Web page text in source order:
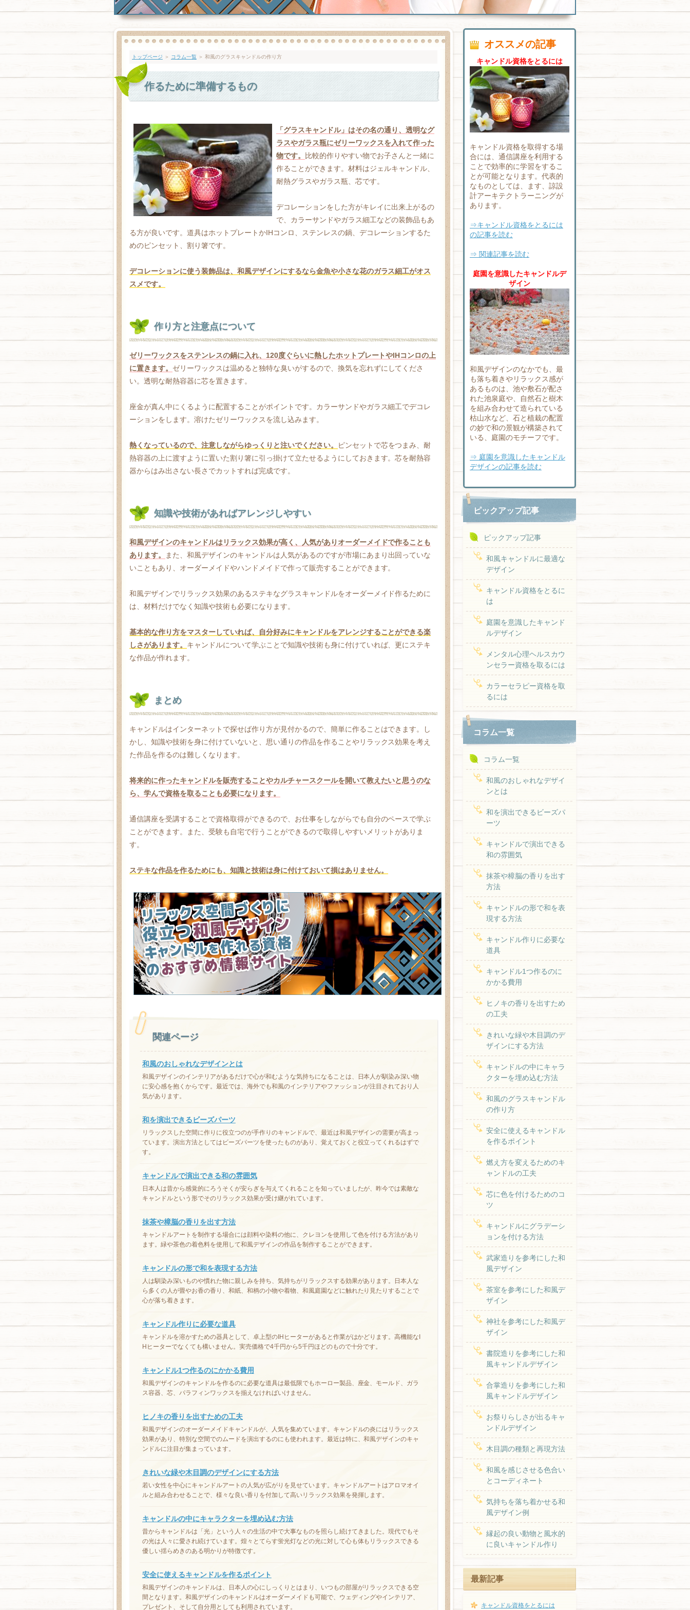
トップページ ＞ コラム一覧＞ 和風のグラスキャンドルの作り方
作るために準備するもの
「グラスキャンドル」はその名の通り、透明なグ
ラスやガラス瓶にゼリーワックスを入れて作った
物です。
比較的作りやすい物でお子さんと一緒に
作ることができます。材料はジェルキャンドル、
耐熱グラスやガラス瓶、芯です。
デコレーションをした方がキレイに出来上がるの
で、カラーサンドやガラス細工などの装飾品もあ
る方が良いです。道具はホットプレートかIHコンロ、ステンレスの鍋、デコレーションするた
めのピンセット、割り箸です。
デコレーションに使う装飾品は、和風デザインにするなら金魚や小さな花のガラス細工がオス
スメです。
作り方と注意点について
ゼリーワックスをステンレスの鍋に入れ、120度ぐらいに熱したホットプレートやIHコンロの上
に置きます。 ゼリーワックスは温めると独特な臭いがするので、換気を忘れずにしてくださ
い。透明な耐熱容器に芯を置きます。
座金が真ん中にくるように配置することがポイントです。カラーサンドやガラス細工でデコレ
ーションをします。溶けたゼリーワックスを流し込みます。
熱くなっているので、注意しながらゆっくりと注いでください。
ピンセットで芯をつまみ、耐
熱容器の上に渡すように置いた割り箸に引っ掛けて立たせるようにしておきます。芯を耐熱容
器からはみ出さない長さでカットすれば完成です。
知識や技術があればアレンジしやすい
和風デザインのキャンドルはリラックス効果が高く、人気がありオーダーメイドで作ることも
あります。
また、和風デザインのキャンドルは人気があるのですが市場にあまり出回っていな
いこともあり、オーダーメイドやハンドメイドで作って販売することができます。
和風デザインでリラックス効果のあるステキなグラスキャンドルをオーダーメイド作るために
は、材料だけでなく知識や技術も必要になります。
基本的な作り方をマスターしていれば、自分好みにキャンドルをアレンジすることができる楽
しさがあります。 キャンドルについて学ぶことで知識や技術も身に付けていれば、更にステキ
な作品が作れます。
まとめ
キャンドルはインターネットで探せば作り方が見付かるので、簡単に作ることはできます。し
かし、知識や技術を身に付けていないと、思い通りの作品を作ることやリラックス効果を考え
た作品を作るのは難しくなります。
将来的に作ったキャンドルを販売することやカルチャースクールを開いて教えたいと思うのな
ら、学んで資格を取ることも必要になります。
通信講座を受講することで資格取得ができるので、お仕事をしながらでも自分のペースで学ぶ
ことができます。また、受験も自宅で行うことができるので取得しやすいメリットがありま
す。
ステキな作品を作るためにも、知識と技術は身に付けておいて損はありません。
関連ページ
和風のおしゃれなデザインとは
和風デザインのインテリアがあるだけで心が和むような気持ちになることは、日本人が馴染み深い物
に安心感を抱くからです。最近では、海外でも和風のインテリアやファッションが注目されており人
気があります。
和を演出できるビーズパーツ
リラックスした空間に作りに役立つのが手作りのキャンドルで、最近は和風デザインの需要が高まっ
ています。演出方法としてはビーズパーツを使ったものがあり、覚えておくと役立ってくれるはずで
す。
キャンドルで演出できる和の雰囲気
日本人は昔から感覚的にろうそくが安らぎを与えてくれることを知っていましたが、昨今では素敵な
キャンドルという形でそのリラックス効果が受け継がれています。
抹茶や樟脳の香りを出す方法
キャンドルアートを制作する場合には顔料や染料の他に、クレヨンを使用して色を付ける方法があり
ます。緑や茶色の着色料を使用して和風デザインの作品を制作することができます。
キャンドルの形で和を表現する方法
人は馴染み深いものや慣れた物に親しみを持ち、気持ちがリラックスする効果があります。日本人な
ら多くの人が畳やお香の香り、和紙、和柄の小物や着物、和風庭園などに触れたり見たりすることで
心が落ち着きます。
キャンドル作りに必要な道具
キャンドルを溶かすための器具として、卓上型のIHヒーターがあると作業がはかどります。高機能なI
Hヒーターでなくても構いません。実売価格で4千円から5千円ほどのもので十分です。
キャンドル1つ作るのにかかる費用
和風デザインのキャンドルを作るのに必要な道具は最低限でもホーロー製品、座金、モールド、ガラ
ス容器、芯、パラフィンワックスを揃えなければいけません。
ヒノキの香りを出すための工夫
和風デザインのオーダーメイドキャンドルが、人気を集めています。キャンドルの炎にはリラックス
効果があり、特別な空間でのムードを演出するのにも使われます。最近は特に、和風デザインのキャ
ンドルに注目が集まっています。
きれいな緑や木目調のデザインにする方法
若い女性を中心にキャンドルアートの人気が広がりを見せています。キャンドルアートはアロマオイ
ルと組み合わせることで、様々な良い香りを付加して高いリラックス効果を発揮します。
キャンドルの中にキャラクターを埋め込む方法
昔からキャンドルは「光」という人々の生活の中で大事なものを照らし続けてきました。現代でもそ
の光は人々に愛され続けています。煌々とてらす蛍光灯などの光に対して心も体もリラックスできる
優しい揺らめきのある明かりが特徴です。
安全に使えるキャンドルを作るポイント
和風デザインのキャンドルは、日本人の心にしっくりとはまり、いつもの部屋がリラックスできる空
間となります。和風デザインのキャンドルはオーダーメイドも可能で、ウェディングやインテリア、
プレゼント、そして自分用としても利用されています。
オススメの記事
キャンドル資格をとるには
キャンドル資格を取得する場
合には、通信講座を利用する
ことで効率的に学習をするこ
とが可能となります。代表的
なものとしては、ます、諒設
計アーキテクトラーニングが
あります。
⇒キャンドル資格をとるには
の記事を読む
⇒ 関連記事を読む
庭園を意識したキャンドルデ
ザイン
和風デザインのなかでも、最
も落ち着きやリラックス感が
あるものは、池や敷石が配さ
れた池泉庭や、自然石と樹木
を組み合わせて造られている
枯山水など、石と植栽の配置
の妙で和の景観が構築されて
いる、庭園のモチーフです。
⇒ 庭園を意識したキャンドル
デザインの記事を読む
ピックアップ記事
ピックアップ記事
和風キャンドルに最適な
デザイン
キャンドル資格をとるに
は
庭園を意識したキャンド
ルデザイン
メンタル心理ヘルスカウ
ンセラー資格を取るには
カラーセラピー資格を取
るには
コラム一覧
コラム一覧
和風のおしゃれなデザイ
ンとは
和を演出できるビーズパ
ーツ
キャンドルで演出できる
和の雰囲気
抹茶や樟脳の香りを出す
方法
キャンドルの形で和を表
現する方法
キャンドル作りに必要な
道具
キャンドル1つ作るのに
かかる費用
ヒノキの香りを出すため
の工夫
きれいな緑や木目調のデ
ザインにする方法
キャンドルの中にキャラ
クターを埋め込む方法
和風のグラスキャンドル
の作り方
安全に使えるキャンドル
を作るポイント
燃え方を変えるためのキ
ャンドルの工夫
芯に色を付けるためのコ
ツ
キャンドルにグラデーシ
ョンを付ける方法
武家造りを参考にした和
風デザイン
茶室を参考にした和風デ
ザイン
神社を参考にした和風デ
ザイン
書院造りを参考にした和
風キャンドルデザイン
合掌造りを参考にした和
風キャンドルデザイン
お祭りらしさが出るキャ
ンドルデザイン
木目調の種類と再現方法
和風を感じさせる色合い
とコーディネート
気持ちを落ち着かせる和
風デザイン例
縁起の良い動物と風水的
に良いキャンドル作り
最新記事
キャンドル資格をとるには